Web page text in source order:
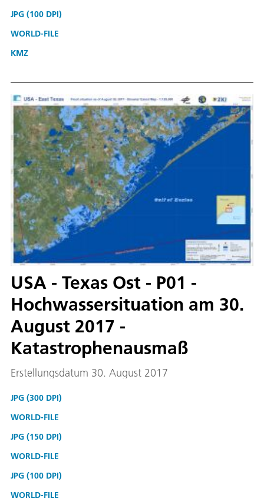
JPG (100 DPI)
WORLD-FILE
KMZ
USA - Texas Ost - P01 -
Hochwassersituation am 30.
August 2017 -
Katastrophenausmaß
Erstellungsdatum 30. August 2017
JPG (300 DPI)
WORLD-FILE
JPG (150 DPI)
WORLD-FILE
JPG (100 DPI)
WORLD-FILE